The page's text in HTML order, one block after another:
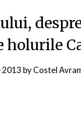
holurile
2013 byCostel